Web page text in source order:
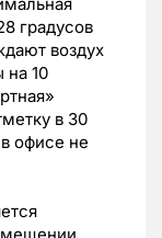
градусов
воздух
на 10
в 30
офисе не